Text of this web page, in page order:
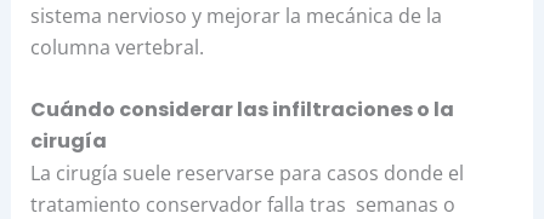
sistema nervioso y mejorar la mecánica de la
columna vertebral.
Cuándo considerar las infiltraciones o la
cirugía
La cirugía suele reservarse para casos donde el
tratamiento conservador falla tras semanas o